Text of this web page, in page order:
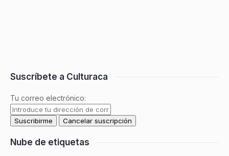
Suscríbete a Culturaca
Tu correo electrónico:
Nube de etiquetas